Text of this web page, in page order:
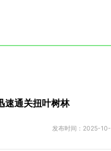
速通关扭叶树林
发布时间： 2025-